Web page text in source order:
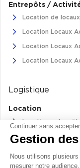
Entrepôts /
Location de
Location Locaux
Location Locaux
Location Locaux
Logistique
Location
Location entrepôt
Location entrepôt
Location de
Location
Continuer sans accepter
Gestion
Nous utilisons
mesurer notre